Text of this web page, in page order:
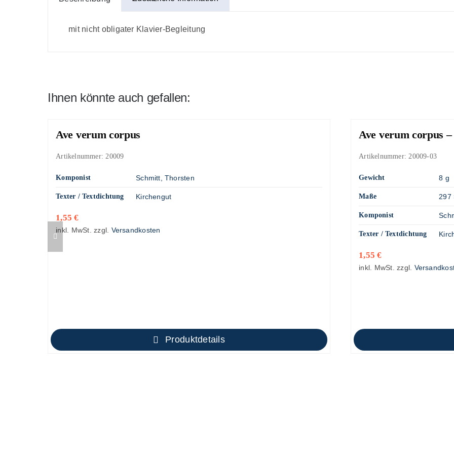
mit nicht obligater Klavier-Begleitung
Ihnen könnte auch gefallen:
Ave verum corpus
Artikelnummer:20009
Komponist Schmitt, Thorsten
Texter / Textdichtung Kirchengut
1,55€
inkl. MwSt. zzgl. Versandkosten
Produktdetails
Ave verum corpus
Artikelnummer:20009-03
Gewicht 8 g
Maße 297
Komponist
Texter / Textdichtung
1,55€
inkl. MwSt. zzgl.